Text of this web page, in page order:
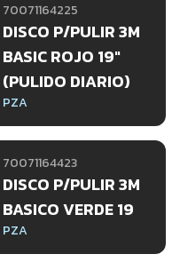
70071164225
DISCO P/PULIR 3M
BASIC ROJO 19"
(PULIDO DIARIO)
PZA
70071164423
DISCO P/PULIR 3M
BASICO VERDE 19
PZA